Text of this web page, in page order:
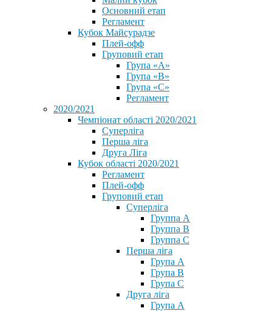
Основний етап
Регламент
Кубок Майсурадзе
Плей-офф
Груповий етап
Група «А»
Група «B»
Група «C»
Регламент
2020/2021
Чемпіонат області 2020/2021
Суперліга
Перша ліга
Друга Ліга
Кубок області 2020/2021
Регламент
Плей-офф
Груповий етап
Суперліга
Группа A
Группа B
Группа C
Перша ліга
Група A
Група B
Група C
Друга ліга
Група A